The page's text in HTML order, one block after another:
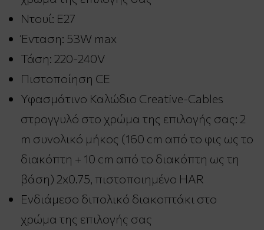
Ντουί: E27
Ένταση: 53W max
Τάση: 220-240V
Πιστοποίηση CE
Υφασμάτινο Καλώδιο Creative-Cables
στρογγυλό στο χρώμα της επιλογής σας: 2
m συνολικό μήκος (160 cm από το φις ως το
διακόπτη + 10 cm από το διακόπτη ως τη
βάση) 2x0.75, πιστοποιημένο HAR
Ενδιάμεσο διπολικό διακοπτάκι στο
χρώμα της επιλογής σας